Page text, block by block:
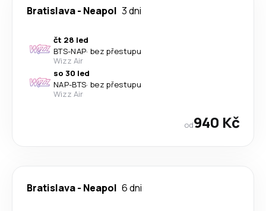
Bratislava- Neapol 3 dni
čt 28 led
BTS-NAP· bez přestupu
Wizz Air
so 30 led
NAP-BTS· bez přestupu
Wizz Air
od940 Kč
Bratislava- Neapol 6 dni